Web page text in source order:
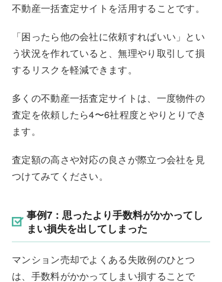
不動産一括査定サイトを活用することです。
「困ったら他の会社に依頼すればいい」とい
う状況を作れていると、無理やり取引して損
するリスクを軽減できます。
多くの不動産一括査定サイトは、一度物件の
査定を依頼したら4〜6社程度とやりとりでき
ます。
査定額の高さや対応の良さが際立つ会社を見
つけてみてください。
事例7：思ったより手数料がかかってし
まい損失を出してしまった
マンション売却でよくある失敗例のひとつ
は、手数料がかかってしまい損することで